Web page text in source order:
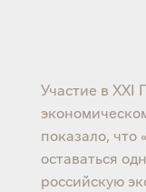
Участие в XXI
показало, что
оставаться
российскую